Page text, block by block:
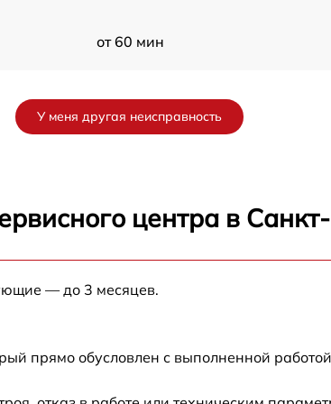
от 60 мин
от 60 мин
от 60 мин
У меня другая неисправность
центра в
— до 3 месяцев.
прямо обусловлен с выполненной